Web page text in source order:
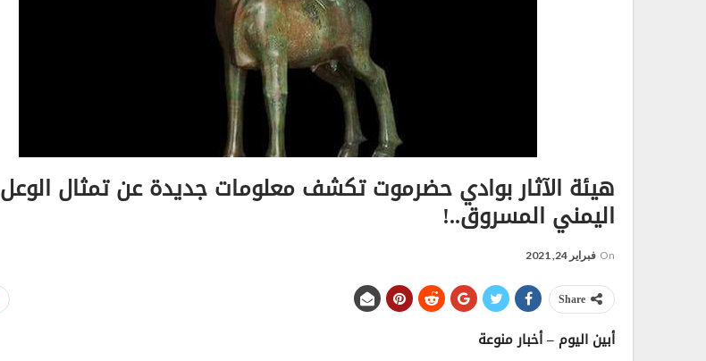
هيئة الآثار بوادي حضرموت تكشف معلومات جديدة عن تمثال الوعل
اليمني المسروق..!
On فبراير 24, 2021
Share
أبين اليوم – أخبار منوعة